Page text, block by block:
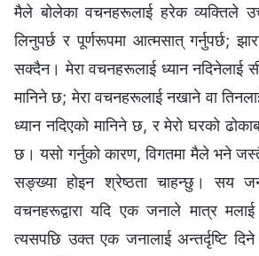
मैले बोलेका वचनहरूलाई हरेक व्यक्तिले
लिनुपर्छ र पूर्णरूपमा आत्मसात् गर्नुपर्छ;
सक्दैन। मेरा वचनहरूलाई ध्यान नदिनेलाई
मानिने छ; मेरा वचनहरूलाई नखाने वा
ध्यान नदिएको मानिने छ, र मेरो घरको
छ। यसो गर्नुको कारण, विगतमा मैले भने
सङ्ख्या होइन श्रेष्ठता चाहन्छु। सय
वचनहरूद्वारा यदि एक जनाले मात्र
त्यसपछि उक्त एक जनालाई अन्तर्दृष्टि